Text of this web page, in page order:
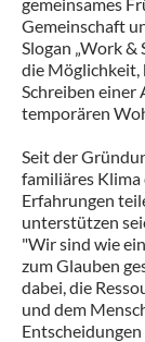
Gemeinschaft
Slogan „Work
die Möglichkeit,
Schreiben einer
temporären
Seit der
familiäres
Erfahrungen
unterstützen
"Wir sind wie
zum Glauben
dabei, die
und dem
Entscheidungen